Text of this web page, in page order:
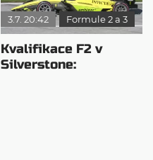
3.7. 20:42 Formule 2 a 3
Kvalifikace F2 v
Silverstone: